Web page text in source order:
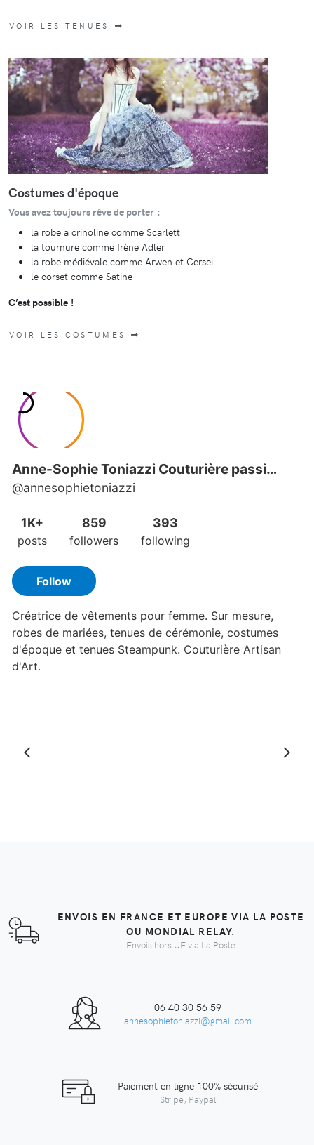
VOIR LES TENUES
Costumes d'époque
Vous avez toujours rêve de porter :
la robe a crinoline comme Scarlett
la tournure comme Irène Adler
la robe médiévale comme Arwen et Cersei
le corset comme Satine
C’est possible !
VOIR LES COSTUMES
ENVOIS EN FRANCE ET EUROPE VIA LA POSTE
OU MONDIAL RELAY.
Envois hors UE via La Poste
06 40 30 56 59
annesophietoniazzi@gmail.com
Paiement en ligne 100% sécurisé
Stripe, Paypal